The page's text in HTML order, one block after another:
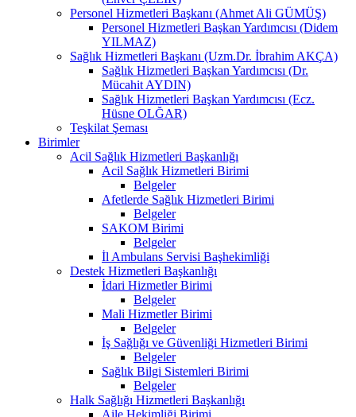
Personel Hizmetleri Başkanı (Ahmet Ali GÜMÜŞ)
Personel Hizmetleri Başkan Yardımcısı (Didem
YILMAZ)
Sağlık Hizmetleri Başkanı (Uzm.Dr. İbrahim AKÇA)
Sağlık Hizmetleri Başkan Yardımcısı (Dr.
Mücahit AYDIN)
Sağlık Hizmetleri Başkan Yardımcısı (Ecz.
Hüsne OLĞAR)
Teşkilat Şeması
Birimler
Acil Sağlık Hizmetleri Başkanlığı
Acil Sağlık Hizmetleri Birimi
Belgeler
Afetlerde Sağlık Hizmetleri Birimi
Belgeler
SAKOM Birimi
Belgeler
İl Ambulans Servisi Başhekimliği
Destek Hizmetleri Başkanlığı
İdari Hizmetler Birimi
Belgeler
Mali Hizmetler Birimi
Belgeler
İş Sağlığı ve Güvenliği Hizmetleri Birimi
Belgeler
Sağlık Bilgi Sistemleri Birimi
Belgeler
Halk Sağlığı Hizmetleri Başkanlığı
Aile Hekimliği Birimi